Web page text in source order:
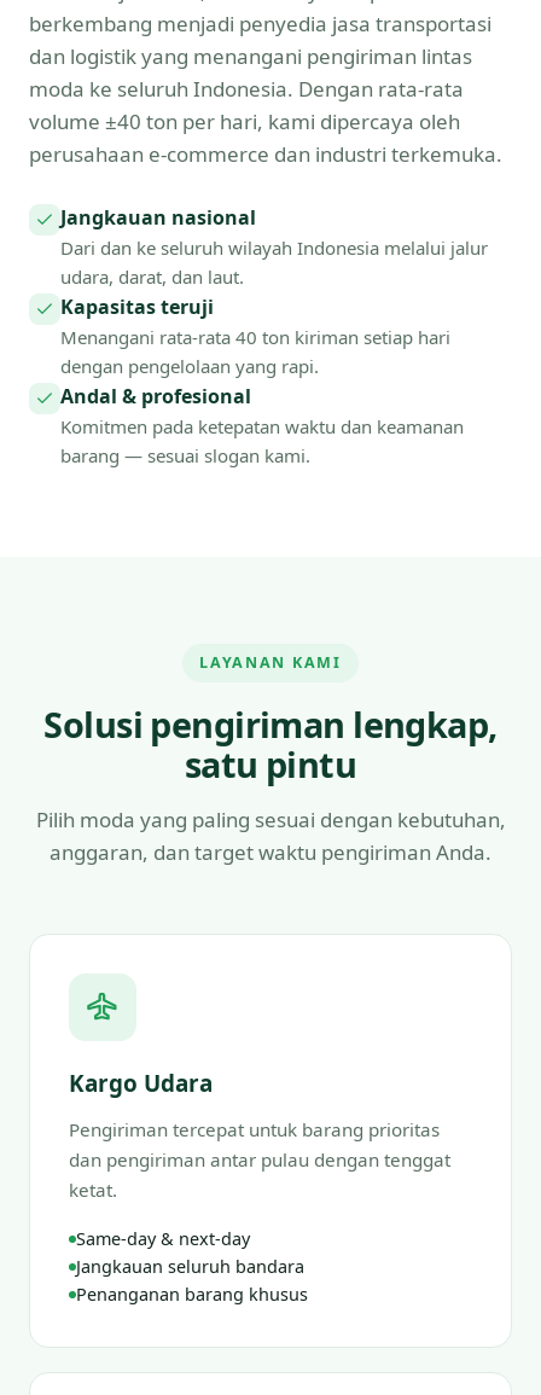
berkembang menjadi penyedia jasa transportasi
dan logistik yang menangani pengiriman lintas
moda ke seluruh Indonesia. Dengan rata-rata
volume ±40 ton per hari, kami dipercaya oleh
perusahaan e-commerce dan industri terkemuka.
Jangkauan nasional
Dari dan ke seluruh wilayah Indonesia melalui jalur
udara, darat, dan laut.
Kapasitas teruji
Menangani rata-rata 40 ton kiriman setiap hari
dengan pengelolaan yang rapi.
Andal & profesional
Komitmen pada ketepatan waktu dan keamanan
barang — sesuai slogan kami.
LAYANAN KAMI
Solusi pengiriman lengkap,
satu pintu
Pilih moda yang paling sesuai dengan kebutuhan,
anggaran, dan target waktu pengiriman Anda.
Kargo Udara
Pengiriman tercepat untuk barang prioritas
dan pengiriman antar pulau dengan tenggat
ketat.
Same-day & next-day
Jangkauan seluruh bandara
Penanganan barang khusus